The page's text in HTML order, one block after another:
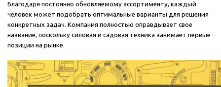
Благодаря постоянно обновляемому ассортименту, каждый
человек может подобрать оптимальные варианты для решения
конкретных задач. Компания полностью оправдывает свое
название, поскольку силовая и садовая техника занимает первые
позиции на рынке.